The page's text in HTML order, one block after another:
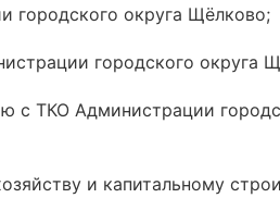
городского округа Щёлково;
городского округа
с ТКО Администрации
и капитальному